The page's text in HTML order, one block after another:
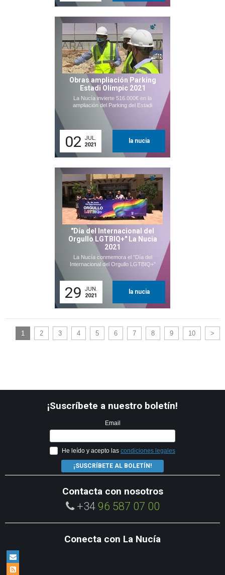
Obras ampliación Parking
Estadi Olímpic 2021
La Nucía invierte 516.000€ en la
ampliación del Parking del Estadi
02
JUL.
2021
la nucia
"Día del Internacional del
Orgullo LGTBIQ+" La Nucia
2021
La Nucía conmemora el "Día del
Internacional del Orgullo LGTBIQ+"
29
JUN.
2021
la nucia
1 2 3 4 5 6 7 8 9 10 >
¡Suscríbete a nuestro boletín!
Email
He leído y acepto las condiciones legales
¡SUSCRÍBETE AL BOLETÍN!
Contacta con nosotros
+34 96 587 07 00
Conecta con La Nucía